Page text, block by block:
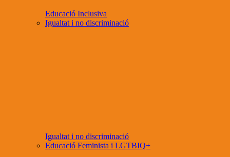
Educació Inclusiva
Igualtat i no discriminació
Igualtat i no discriminació
Educació Feminista i LGTBIQ+